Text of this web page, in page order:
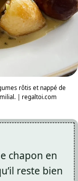
rôtis et nappé de
| regaltoi.com
chapon en
reste bien